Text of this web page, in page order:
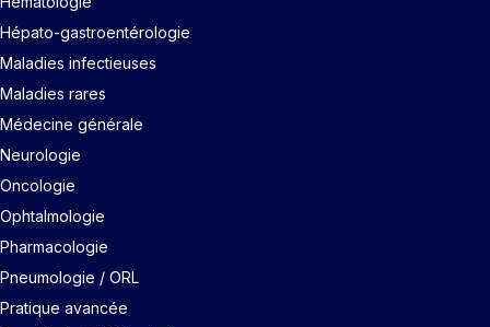
Hépato-gastroentérologie
Maladies infectieuses
Maladies rares
Médecine générale
Neurologie
Oncologie
Ophtalmologie
Pharmacologie
Pneumologie / ORL
Pratique avancée